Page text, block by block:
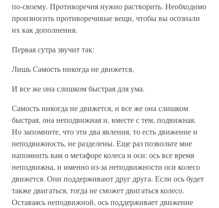
по-своему. Противоречия нужно растворить. Необходимо
произносить противоречивые вещи, чтобы вы осознали
их как дополнения.
Первая сутра звучит так:
Лишь Самость никогда не движется,
И все же она слишком быстрая для ума.
Самость никогда не движется, и все же она слишком
быстрая, она неподвижная и, вместе с тем, подвижная.
Но запомните, что эти два явления, то есть движение и
неподвижность, не разделены. Еще раз позвольте мне
напомнить вам о метафоре колеса и оси: ось все время
неподвижна, и именно из-за неподвижности оси колесо
движется. Они поддерживают друг друга. Если ось будет
также двигаться, тогда не сможет двигаться колесо.
Оставаясь неподвижной, ось поддерживает движение